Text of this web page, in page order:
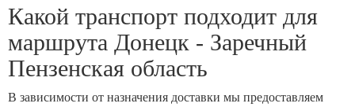
Какой транспорт подходит для
маршрута Донецк - Заречный
Пензенская область
В зависимости от назначения доставки мы предоставляем